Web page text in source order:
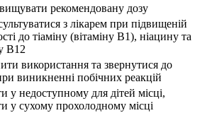
рекомендовану дозу
з лікарем при підвищеній
до тіаміну (вітаміну B1), ніацину та
B12
використання та звернутися до
виникненні побічних реакцій
у недоступному для дітей місці,
у сухому прохолодному місці